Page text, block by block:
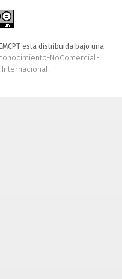
está distribuida bajo una
NoComercial-
.